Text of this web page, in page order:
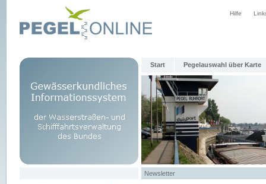
Hilfe
Start Pegelauswahl über Karte
Newsletter